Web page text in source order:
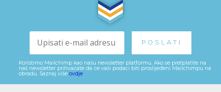
Koristimo Mailchimp kao našu newsletter platformu. Ako se pretplatite na
naš newsletter prihvaćate da će vaši podaci biti proslijeđeni Mailchimpu na
obradu. Saznaj više ovdje.